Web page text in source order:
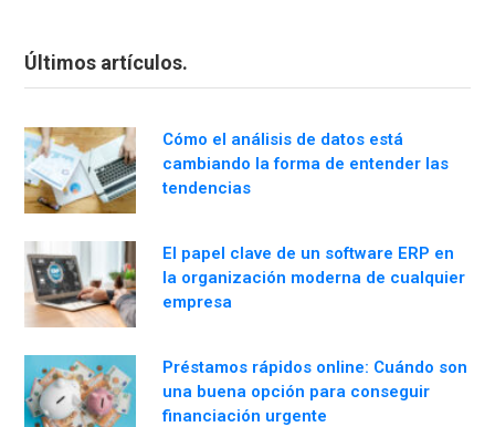
Últimos artículos.
Cómo el análisis de datos está
cambiando la forma de entender las
tendencias
El papel clave de un software ERP en
la organización moderna de cualquier
empresa
Préstamos rápidos online: Cuándo son
una buena opción para conseguir
financiación urgente